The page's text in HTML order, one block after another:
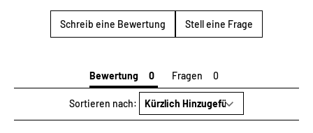
Schreib eine Bewertung Stell eine Frage
Bewertung Fragen
Sortieren nach: